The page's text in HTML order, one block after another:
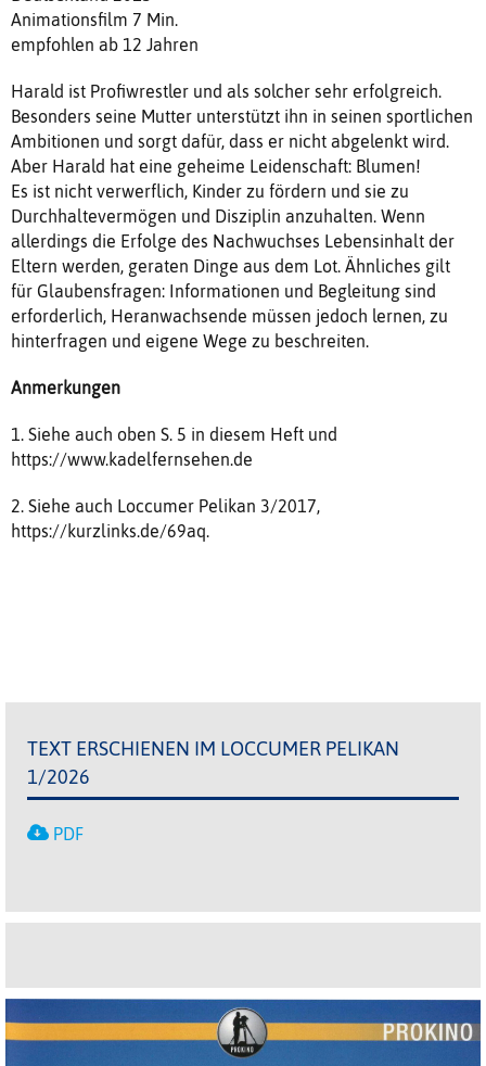
Animationsfilm 7 Min.
empfohlen ab 12 Jahren
Harald ist Profiwrestler und als solcher sehr erfolgreich.
Besonders seine Mutter unterstützt ihn in seinen sportlichen
Ambitionen und sorgt dafür, dass er nicht abgelenkt wird.
Aber Harald hat eine geheime Leidenschaft: Blumen!
Es ist nicht verwerflich, Kinder zu fördern und sie zu
Durchhaltevermögen und Disziplin anzuhalten. Wenn
allerdings die Erfolge des Nachwuchses Lebensinhalt der
Eltern werden, geraten Dinge aus dem Lot. Ähnliches gilt
für Glaubensfragen: Informationen und Begleitung sind
erforderlich, Heranwachsende müssen jedoch lernen, zu
hinterfragen und eigene Wege zu beschreiten.
Anmerkungen
1. Siehe auch oben S. 5 in diesem Heft und
https://www.kadelfernsehen.de
2. Siehe auch Loccumer Pelikan 3/2017,
https://kurzlinks.de/69aq.
TEXT ERSCHIENEN IM LOCCUMER PELIKAN
1/2026
PDF